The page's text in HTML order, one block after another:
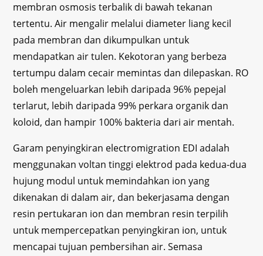
membran osmosis terbalik di bawah tekanan
tertentu. Air mengalir melalui diameter liang kecil
pada membran dan dikumpulkan untuk
mendapatkan air tulen. Kekotoran yang berbeza
tertumpu dalam cecair memintas dan dilepaskan. RO
boleh mengeluarkan lebih daripada 96% pepejal
terlarut, lebih daripada 99% perkara organik dan
koloid, dan hampir 100% bakteria dari air mentah.
Garam penyingkiran electromigration EDI adalah
menggunakan voltan tinggi elektrod pada kedua-dua
hujung modul untuk memindahkan ion yang
dikenakan di dalam air, dan bekerjasama dengan
resin pertukaran ion dan membran resin terpilih
untuk mempercepatkan penyingkiran ion, untuk
mencapai tujuan pembersihan air. Semasa